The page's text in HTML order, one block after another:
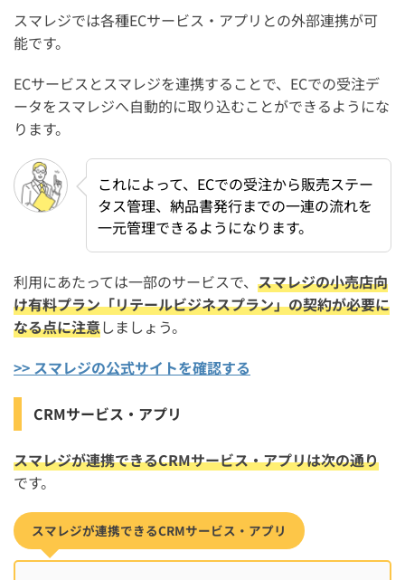
スマレジでは各種ECサービス・アプリとの外部連携が可
能です。
ECサービスとスマレジを連携することで、ECでの受注デ
ータをスマレジへ自動的に取り込むことができるようにな
ります。
これによって、ECでの受注から販売ステー
タス管理、納品書発行までの一連の流れを
一元管理できるようになります。
利用にあたっては一部のサービスで、 スマレジの小売店向
け有料プラン「リテールビジネスプラン」の契約が必要に
なる点に注意しましょう。
>> スマレジの公式サイトを確認する
CRMサービス・アプリ
スマレジが連携できるCRMサービス・アプリは次の通り
です。
スマレジが連携できるCRMサービス・アプリ